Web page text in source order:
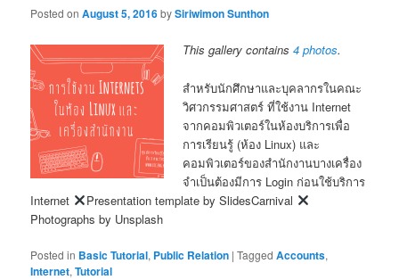
Posted onAugust 5, 2016bySiriwimon Sunthon
This gallery contains4 photos.
สำหรับนักศึกษาและบุคลากรในคณะ
วิศวกรรมศาสตร์ ที่ใช้งาน Internet
จากคอมพิวเตอร์ในห้องบริการเพื่อ
การเรียนรู้ (ห้อง Linux) และ
คอมพิวเตอร์ของสำนักงานบางเครื่อง
จำเป็นต้องมีการ Login ก่อนใช้บริการ
Internet
Presentation template by SlidesCarnival
Photographs by Unsplash
Posted in Basic Tutorial, Public Relation |Tagged Accounts,
Internet,Tutorial